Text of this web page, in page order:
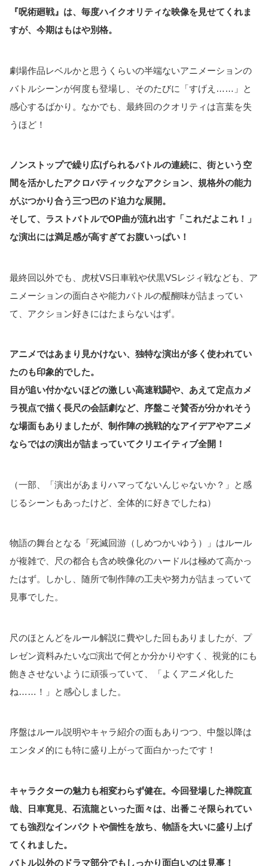
『呪術廻戦』は、毎度ハイクオリティな映像を見せてくれま
すが、今期はもはや別格。
劇場作品レベルかと思うくらいの半端ないアニメーションの
バトルシーンが何度も登場し、そのたびに「すげえ……」と
感心するばかり。なかでも、最終回のクオリティは言葉を失
うほど！
ノンストップで繰り広げられるバトルの連続に、街という空
間を活かしたアクロバティックなアクション、規格外の能力
がぶつかり合う三つ巴のド迫力な展開。
そして、ラストバトルでOP曲が流れ出す「これだよこれ！」
な演出には満足感が高すぎてお腹いっぱい！
最終回以外でも、虎杖VS日車戦や伏黒VSレジィ戦なども、ア
ニメーションの面白さや能力バトルの醍醐味が詰まってい
て、アクション好きにはたまらないはず。
アニメではあまり見かけない、独特な演出が多く使われてい
たのも印象的でした。
目が追い付かないほどの激しい高速戦闘や、あえて定点カメ
ラ視点で描く長尺の会話劇など、序盤こそ賛否が分かれそう
な場面もありましたが、制作陣の挑戦的なアイデアやアニメ
ならではの演出が詰まっていてクリエイティブ全開！
（一部、「演出があまりハマってないんじゃないか？」と感
じるシーンもあったけど、全体的に好きでしたね）
物語の舞台となる「死滅回游（しめつかいゆう）」はルール
が複雑で、尺の都合も含め映像化のハードルは極めて高かっ
たはず。しかし、随所で制作陣の工夫や努力が詰まっていて
見事でした。
尺のほとんどをルール解説に費やした回もありましたが、プ
レゼン資料みたいな□演出で何とか分かりやすく、視覚的にも
飽きさせないように頑張っていて、「よくアニメ化した
ね……！」と感心しました。
序盤はルール説明やキャラ紹介の面もありつつ、中盤以降は
エンタメ的にも特に盛り上がって面白かったです！
キャラクターの魅力も相変わらず健在。今回登場した禅院直
哉、日車寛見、石流龍といった面々は、出番こそ限られてい
ても強烈なインパクトや個性を放ち、物語を大いに盛り上げ
てくれました。
バトル以外のドラマ部分でもしっかり面白いのは見事！